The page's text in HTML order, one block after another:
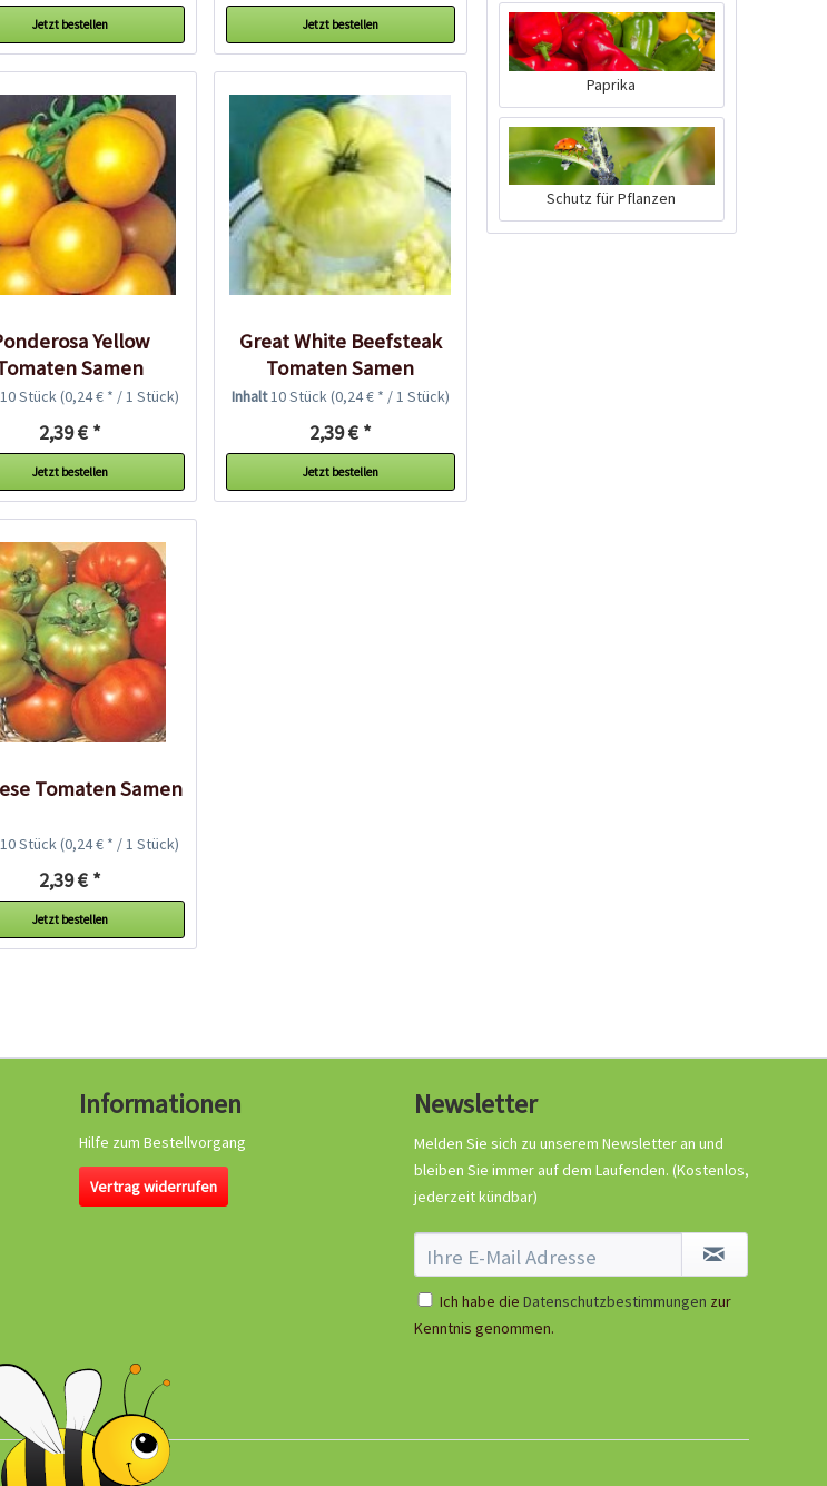
Jetzt bestellen Jetzt bestellen
Yellow
Samen
10 Stück(0,24 € * / 1 Stück)
2,39 € *
Jetzt bestellen
Great White Beefsteak
Tomaten Samen
Inhalt10 Stück(0,24 € * / 1 Stück)
2,39 € *
Jetzt bestellen
Tomaten Samen
10 Stück(0,24 € * / 1 Stück)
2,39 € *
Jetzt bestellen
Tomaten-
Anzuchtanleitung
Paprika
Schutz für Pflanzen
Informationen
Hilfe zum Bestellvorgang
Vertrag widerrufen
Newsletter
Melden Sie sich zu unserem Newsletter an und
bleiben Sie immer auf dem Laufenden. (Kostenlos,
jederzeit kündbar)
Ich habe die Datenschutzbestimmungen zur
Kenntnis genommen.